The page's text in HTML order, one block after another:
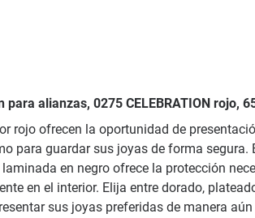
alianzas, 0275 CELEBRATION rojo,
rojo ofrecen la oportunidad de
para guardar sus joyas de forma
en negro ofrece la protección
en el interior. Elija entre dorado,
sus joyas preferidas de manera